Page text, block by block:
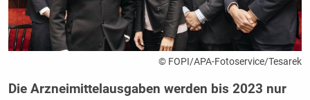
© FOPI/APA-Fotoservice/Tesarek
Die Arzneimittelausgaben werden bis 2023 nur